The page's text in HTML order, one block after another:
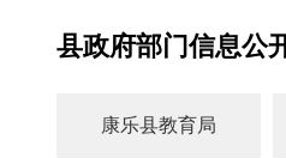
县政府部门信息公
康乐县教育局